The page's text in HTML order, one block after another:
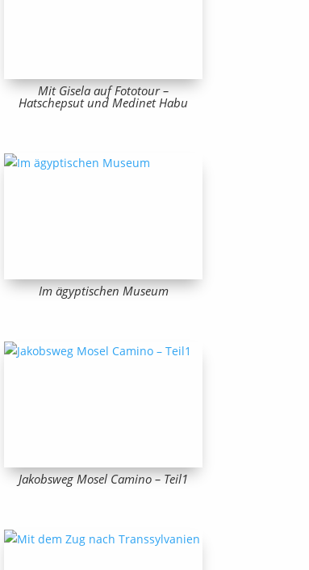
Mit Gisela auf Fototour –
Hatschepsut und Medinet Habu
Im ägyptischen Museum
Jakobsweg Mosel Camino – Teil1